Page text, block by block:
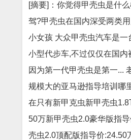
[摘要]：你觉得甲壳虫是什
驾?甲壳虫在国内深受两类
小女孩 大众甲壳虫汽车是一
小型代步车,不过仅仅在国内
因为第一代甲壳虫是第一...
规模大的亚马逊指导培训哪
在只有新甲克虫新甲壳虫
50万新甲壳虫2.0豪华版指
壳虫2.0顶配版指导价:24.50